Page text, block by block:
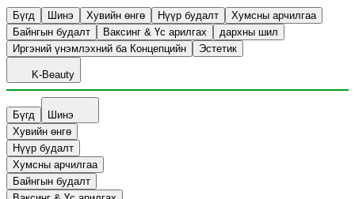
Бүгд Шинэ Хувийн өнгө Нүүр будалт
Хумсны арчилгаа
Байнгын будалт
Ваксинг & Үс арилгах
дархны шил
Иргэний үнэмлэхний ба Концепцийн
Эстетик
K-Beauty
Бүгд
Шинэ
Хувийн өнгө
Нүүр будалт
Хумсны арчилгаа
Байнгын будалт